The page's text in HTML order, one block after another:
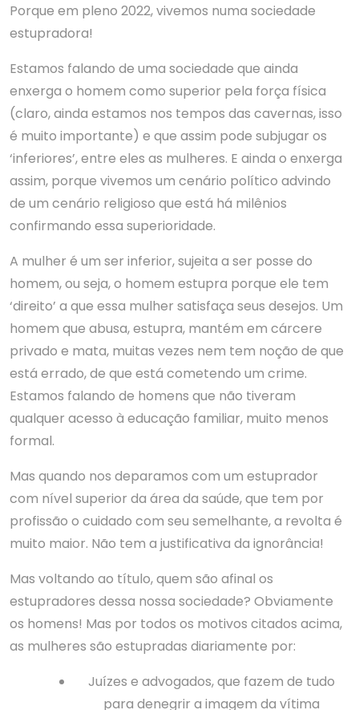
Porque em pleno 2022, vivemos numa sociedade
estupradora!
Estamos falando de uma sociedade que ainda
enxerga o homem como superior pela força física
(claro, ainda estamos nos tempos das cavernas, isso
é muito importante) e que assim pode subjugar os
‘inferiores’, entre eles as mulheres. E ainda o enxerga
assim, porque vivemos um cenário político advindo
de um cenário religioso que está há milênios
confirmando essa superioridade.
A mulher é um ser inferior, sujeita a ser posse do
homem, ou seja, o homem estupra porque ele tem
‘direito’ a que essa mulher satisfaça seus desejos. Um
homem que abusa, estupra, mantém em cárcere
privado e mata, muitas vezes nem tem noção de que
está errado, de que está cometendo um crime.
Estamos falando de homens que não tiveram
qualquer acesso à educação familiar, muito menos
formal.
Mas quando nos deparamos com um estuprador
com nível superior da área da saúde, que tem por
profissão o cuidado com seu semelhante, a revolta é
muito maior. Não tem a justificativa da ignorância!
Mas voltando ao título, quem são afinal os
estupradores dessa nossa sociedade? Obviamente
os homens! Mas por todos os motivos citados acima,
as mulheres são estupradas diariamente por:
Juízes e advogados, que fazem de tudo
para denegrir a imagem da vítima